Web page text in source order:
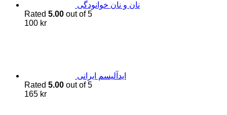
نان و نان خوانودگی
Rated 5.00 out of 5
100 kr
اید‌آلیسم ایرانی
Rated 5.00 out of 5
165 kr